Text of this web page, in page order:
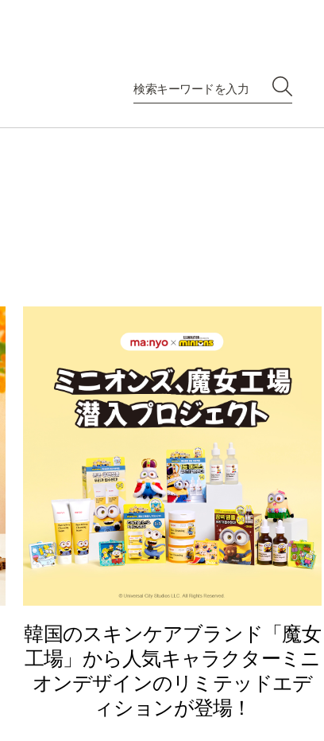
韓国のスキンケアブランド「魔女
工場」から人気キャラクターミニ
オンデザインのリミテッドエデ
ィションが登場！